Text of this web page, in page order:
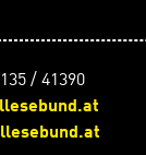
/ 41390